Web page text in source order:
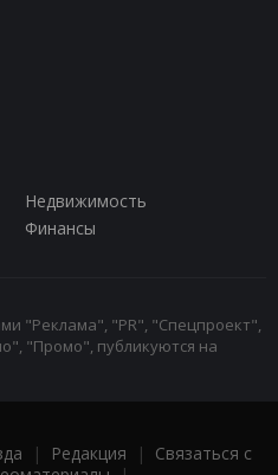
Недвижимость
Финансы
"Реклама", "PR", "Спецпроект",
"Промо", публикуются на
| Редакция | Связаться с